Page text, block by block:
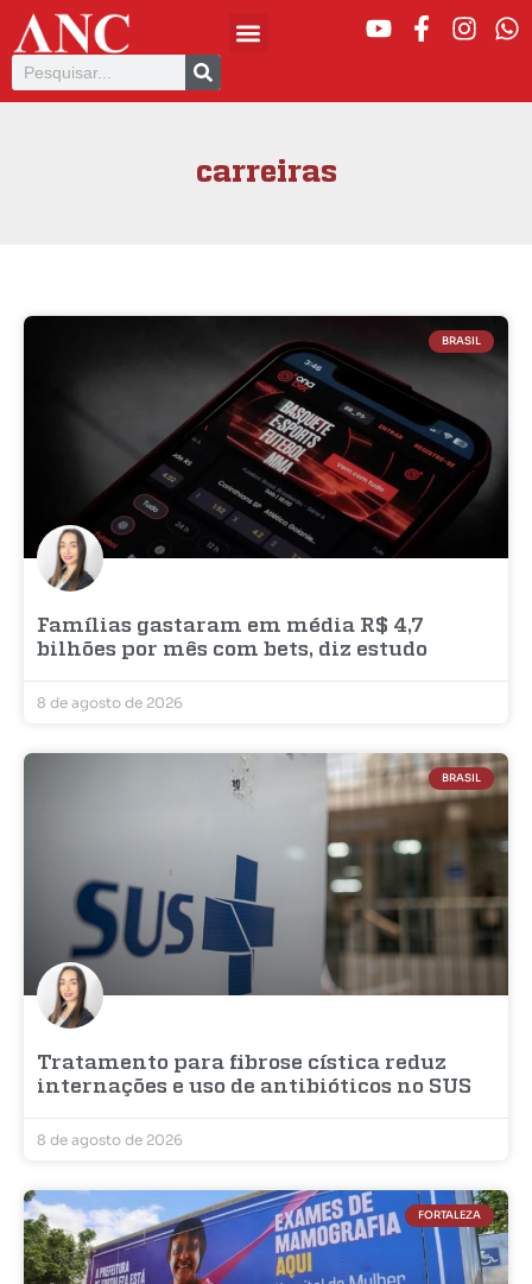
carreiras
BRASIL
Famílias gastaram em média R$ 4,7
bilhões por mês com bets, diz estudo
8 de agosto de 2026
BRASIL
Tratamento para fibrose cística reduz
internações e uso de antibióticos no SUS
8 de agosto de 2026
FORTALEZA